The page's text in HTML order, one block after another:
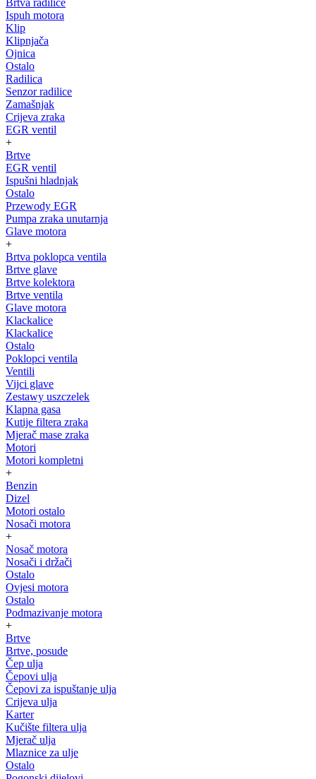
Brtva radilice
Ispuh motora
Klip
Klipnjača
Ojnica
Ostalo
Radilica
Senzor radilice
Zamašnjak
Crijeva zraka
EGR ventil
+
Brtve
EGR ventil
Ispušni hladnjak
Ostalo
Przewody EGR
Pumpa zraka unutarnja
Glave motora
+
Brtva poklopca ventila
Brtve glave
Brtve kolektora
Brtve ventila
Glave motora
Klackalice
Klackalice
Ostalo
Poklopci ventila
Ventili
Vijci glave
Zestawy uszczelek
Klapna gasa
Kutije filtera zraka
Mjerač mase zraka
Motori
Motori kompletni
+
Benzin
Dizel
Motori ostalo
Nosači motora
+
Nosač motora
Nosači i držači
Ostalo
Ovjesi motora
Ostalo
Podmazivanje motora
+
Brtve
Brtve, posude
Čep ulja
Čepovi ulja
Čepovi za ispuštanje ulja
Crijeva ulja
Karter
Kučište filtera ulja
Mjerač ulja
Mlaznice za ulje
Ostalo